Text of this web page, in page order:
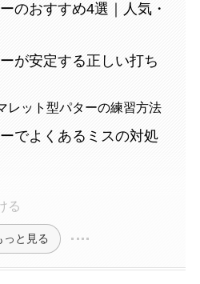
のおすすめ4選｜人気・
が安定する正しい打ち
レット型パターの練習方法
でよくあるミスの対処
る
っと見る